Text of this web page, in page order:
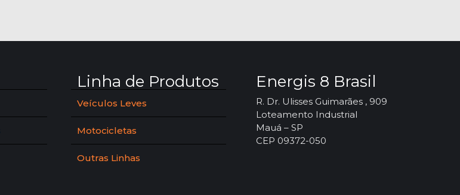
Linha de Produtos
Veículos Leves
Motocicletas
Outras Linhas
Energis 8 Brasil
R. Dr. Ulisses Guimarães , 909
Loteamento Industrial
Mauá – SP
CEP 09372-050